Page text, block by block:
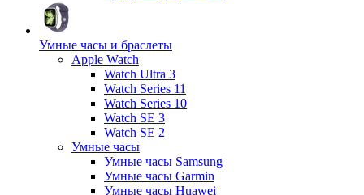
Умные часы и браслеты
Apple Watch
Watch Ultra 3
Watch Series 11
Watch Series 10
Watch SE 3
Watch SE 2
Умные часы
Умные часы Samsung
Умные часы Garmin
Умные часы Huawei